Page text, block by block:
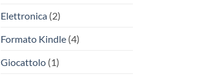
Elettronica(2)
Formato Kindle(4)
Giocattolo(1)